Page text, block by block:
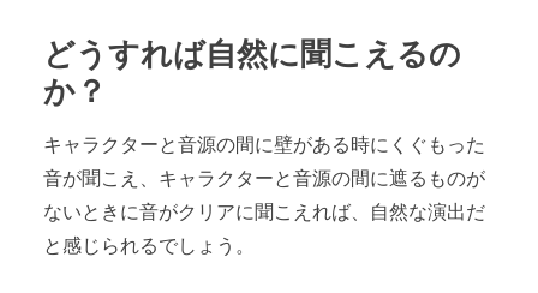
どうすれば自然に聞こえるの
か？
キャラクターと音源の間に壁がある時にくぐもった
音が聞こえ、キャラクターと音源の間に遮るものが
ないときに音がクリアに聞こえれば、自然な演出だ
と感じられるでしょう。